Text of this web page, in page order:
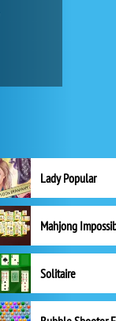
Lady Popular
Mahjong
Solitaire